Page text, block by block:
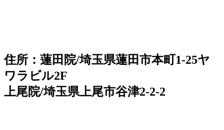
住所：蓮田院/埼玉県蓮田市本町1-25ヤ
ワラビル2F
上尾院/埼玉県上尾市谷津2-2-2